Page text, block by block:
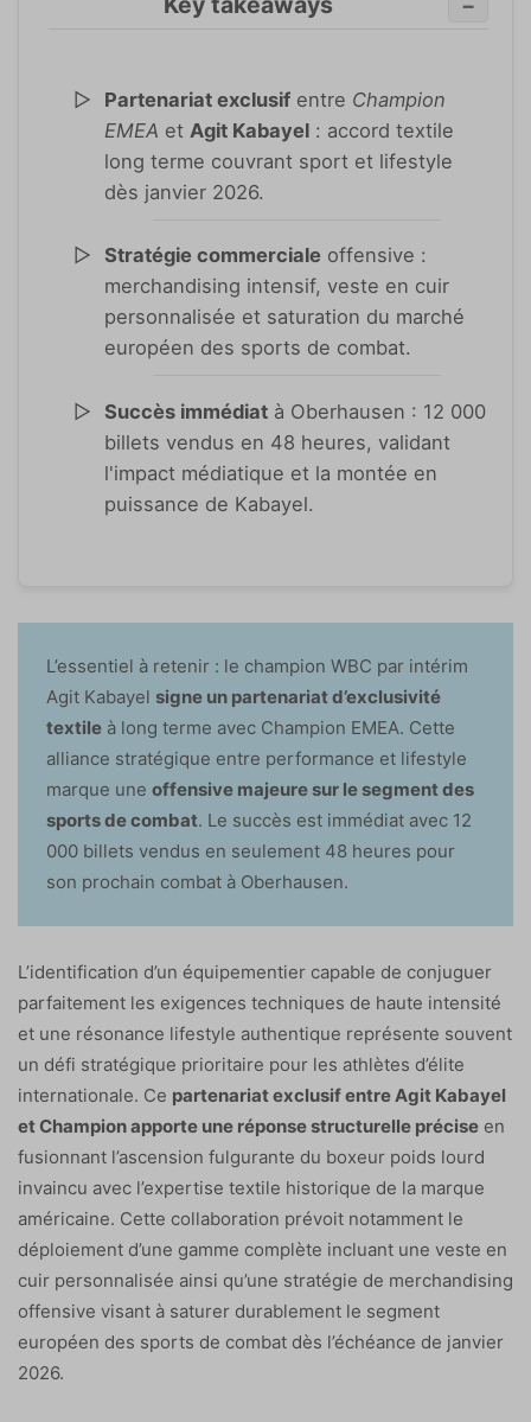
−
Partenariat exclusif entre Champion
EMEA et Agit Kabayel : accord textile
long terme couvrant sport et lifestyle
dès janvier 2026.
Stratégie commerciale offensive :
merchandising intensif, veste en cuir
personnalisée et saturation du marché
européen des sports de combat.
Succès immédiat à Oberhausen : 12 000
billets vendus en 48 heures, validant
l'impact médiatique et la montée en
puissance de Kabayel.
L’essentiel à retenir : le champion WBC par intérim
Agit Kabayel signe un partenariat d’exclusivité
textile à long terme avec Champion EMEA. Cette
alliance stratégique entre performance et lifestyle
marque une offensive majeure sur le segment des
sports de combat. Le succès est immédiat avec 12
000 billets vendus en seulement 48 heures pour
son prochain combat à Oberhausen.
L’identification d’un équipementier capable de conjuguer
parfaitement les exigences techniques de haute intensité
et une résonance lifestyle authentique représente souvent
un défi stratégique prioritaire pour les athlètes d’élite
internationale. Ce partenariat exclusif entre Agit Kabayel
et Champion apporte une réponse structurelle précise en
fusionnant l’ascension fulgurante du boxeur poids lourd
invaincu avec l’expertise textile historique de la marque
américaine. Cette collaboration prévoit notamment le
déploiement d’une gamme complète incluant une veste en
cuir personnalisée ainsi qu’une stratégie de merchandising
offensive visant à saturer durablement le segment
européen des sports de combat dès l’échéance de janvier
2026.